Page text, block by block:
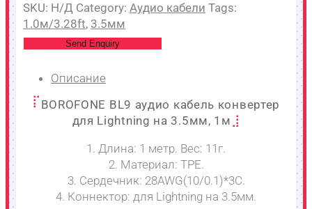
SKU: Н/Д Category: Аудио кабели Tags:
1.0м/3.28ft, 3.5мм
Send Enquiry
Описание
BOROFONE BL9 аудио кабель конвертер
для Lightning на 3.5мм, 1м
1. Длина: 1 метр. Вес: 11г.
2. Материал: TPE.
3. Сердечник: 28AWG(10/0.1)*3C.
4. Коннектор: для Lightning на 3.5мм.